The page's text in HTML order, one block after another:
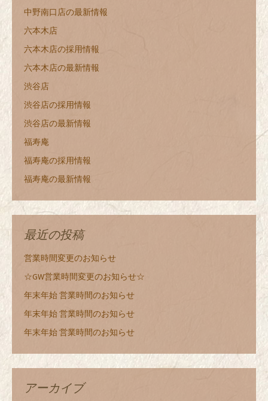
中野南口店の最新情報
六本木店
六本木店の採用情報
六本木店の最新情報
渋谷店
渋谷店の採用情報
渋谷店の最新情報
福寿庵
福寿庵の採用情報
福寿庵の最新情報
最近の投稿
営業時間変更のお知らせ
☆GW営業時間変更のお知らせ☆
年末年始 営業時間のお知らせ
年末年始 営業時間のお知らせ
年末年始 営業時間のお知らせ
アーカイブ